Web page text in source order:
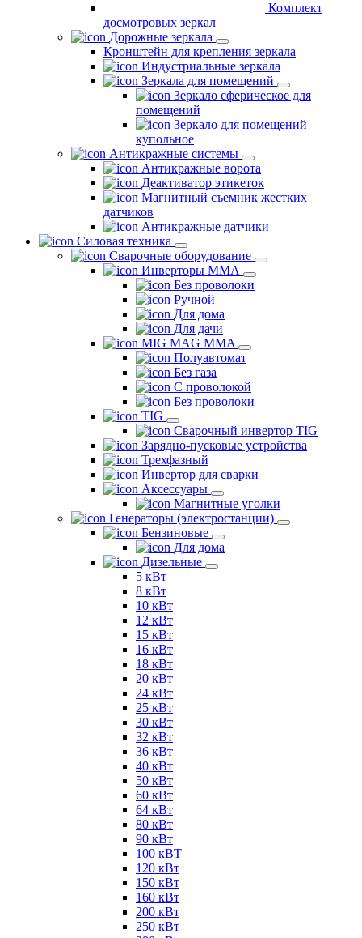
Комплект
досмотровых зеркал
Дорожные зеркала
Кронштейн для крепления зеркала
Индустриальные зеркала
Зеркала для помещений
Зеркало сферическое для
помещений
Зеркало для помещений
купольное
Антикражные системы
Антикражные ворота
Деактиватор этикеток
Магнитный съемник жестких
датчиков
Антикражные датчики
Силовая техника
Сварочные оборудование
Инверторы ММА
Без проволоки
Ручной
Для дома
Для дачи
MIG MAG MMA
Полуавтомат
Без газа
С проволокой
Без проволоки
TIG
Сварочный инвертор TIG
Зарядно-пусковые устройства
Трехфазный
Инвертор для сварки
Аксессуары
Магнитные уголки
Генераторы (электростанции)
Бензиновые
Для дома
Дизельные
5 кВт
8 кВт
10 кВт
12 кВт
15 кВт
16 кВт
18 кВт
20 кВт
24 кВт
25 кВт
30 кВт
32 кВт
36 кВт
40 кВт
50 кВт
60 кВт
64 кВт
80 кВт
90 кВт
100 кВТ
120 кВт
150 кВт
160 кВт
200 кВт
250 кВт